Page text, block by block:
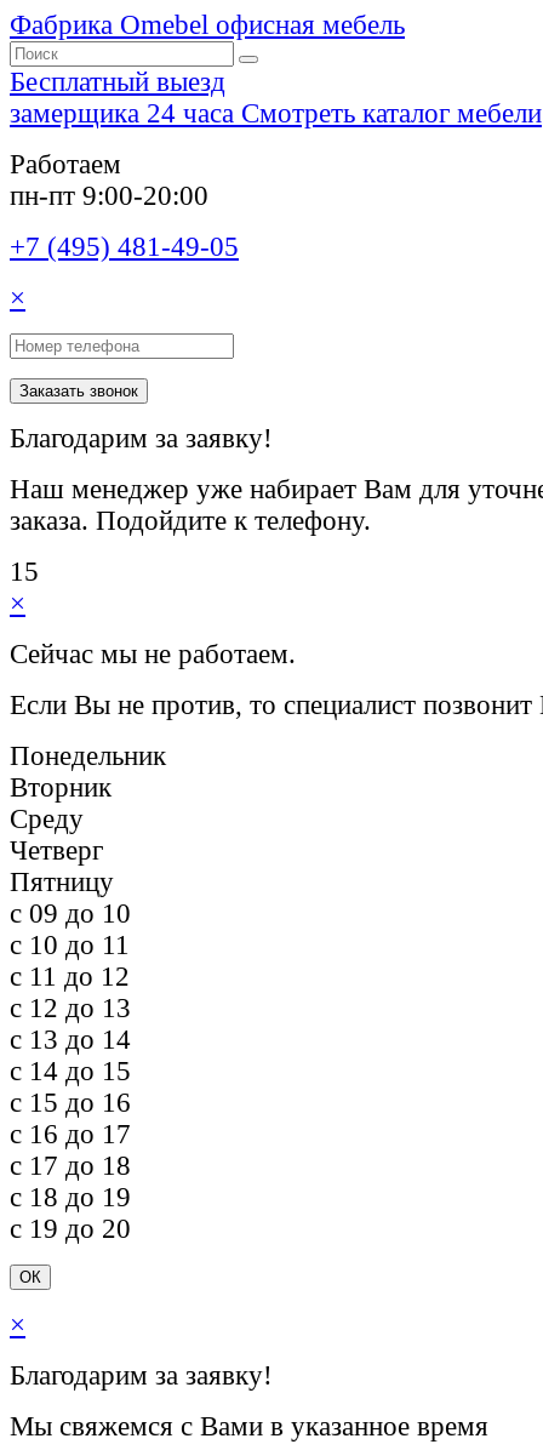
Фабрика Omebel офисная мебель
Бесплатный выезд
замерщика 24 часа Смотреть каталог мебели
Работаем
пн-пт 9:00-20:00
+7 (495) 481-49-05
×
Заказать звонок
Благодарим за заявку!
Наш менеджер уже набирает Вам для
заказа. Подойдите к телефону.
15
×
Сейчас мы не работаем.
Если Вы не против, то специалист
Понедельник
Вторник
Среду
Четверг
Пятницу
c 09 до 10
c 10 до 11
c 11 до 12
c 12 до 13
c 13 до 14
c 14 до 15
c 15 до 16
c 16 до 17
c 17 до 18
c 18 до 19
c 19 до 20
ОК
×
Благодарим за заявку!
Мы свяжемся с Вами в указанное время